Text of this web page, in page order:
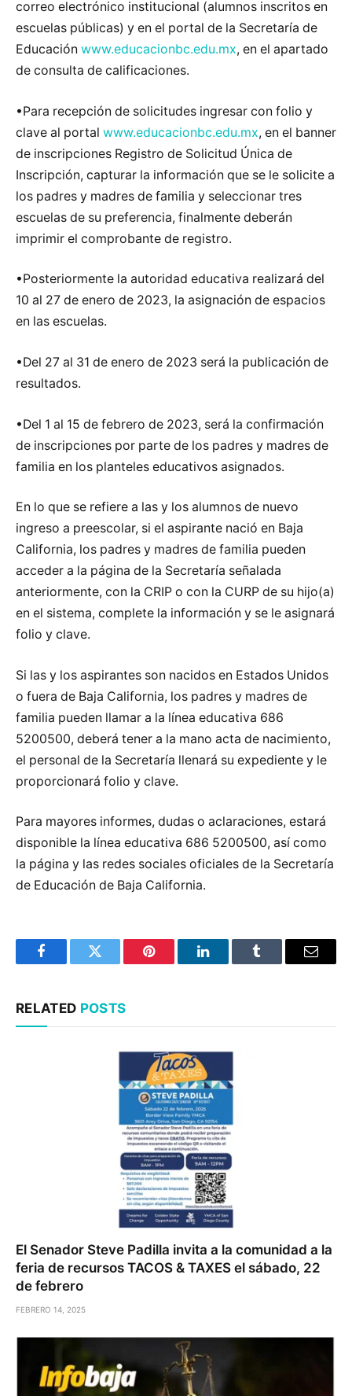
correo electrónico institucional (alumnos inscritos en
escuelas públicas) y en el portal de la Secretaría de
Educación www.educacionbc.edu.mx, en el apartado
de consulta de calificaciones.
•Para recepción de solicitudes ingresar con folio y
clave al portal www.educacionbc.edu.mx, en el banner
de inscripciones Registro de Solicitud Única de
Inscripción, capturar la información que se le solicite a
los padres y madres de familia y seleccionar tres
escuelas de su preferencia, finalmente deberán
imprimir el comprobante de registro.
•Posteriormente la autoridad educativa realizará del
10 al 27 de enero de 2023, la asignación de espacios
en las escuelas.
•Del 27 al 31 de enero de 2023 será la publicación de
resultados.
•Del 1 al 15 de febrero de 2023, será la confirmación
de inscripciones por parte de los padres y madres de
familia en los planteles educativos asignados.
En lo que se refiere a las y los alumnos de nuevo
ingreso a preescolar, si el aspirante nació en Baja
California, los padres y madres de familia pueden
acceder a la página de la Secretaría señalada
anteriormente, con la CRIP o con la CURP de su hijo(a)
en el sistema, complete la información y se le asignará
folio y clave.
Si las y los aspirantes son nacidos en Estados Unidos
o fuera de Baja California, los padres y madres de
familia pueden llamar a la línea educativa 686
5200500, deberá tener a la mano acta de nacimiento,
el personal de la Secretaría llenará su expediente y le
proporcionará folio y clave.
Para mayores informes, dudas o aclaraciones, estará
disponible la línea educativa 686 5200500, así como
la página y las redes sociales oficiales de la Secretaría
de Educación de Baja California.
FacebookTwitter Pinterest LinkedInTumblr Email
RELATED POSTS
El Senador Steve Padilla invita a la comunidad a la
feria de recursos TACOS & TAXES el sábado, 22
de febrero
FEBRERO 14, 2025